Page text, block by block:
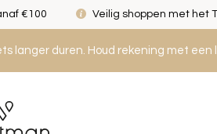
langer duren. Houd rekening met
€100 Veilig shoppen met het